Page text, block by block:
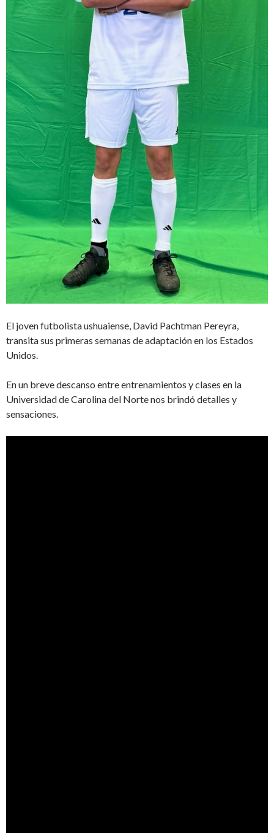
El joven futbolista ushuaiense, David Pachtman Pereyra,
transita sus primeras semanas de adaptación en los Estados
Unidos.
En un breve descanso entre entrenamientos y clases en la
Universidad de Carolina del Norte nos brindó detalles y
sensaciones.